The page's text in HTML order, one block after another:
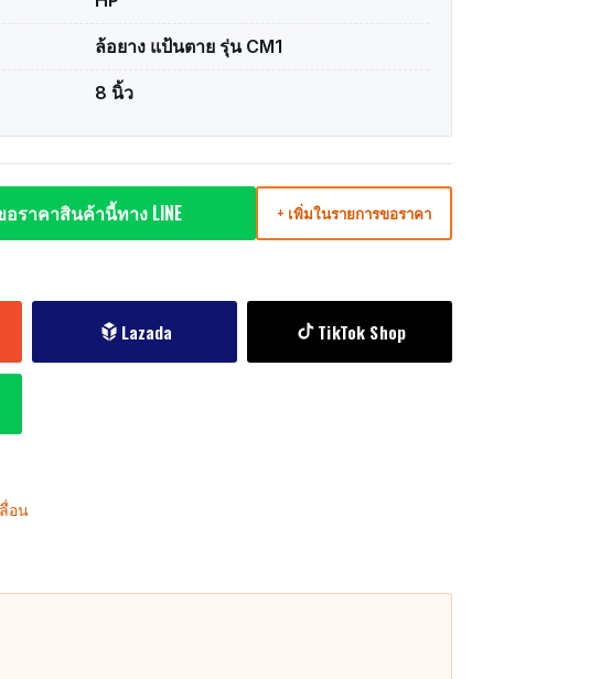
ล้อยาง แป้นตาย รุ่น CM1
8 นิ้ว
ราคาสินค้านี้ทาง LINE + เพิ่มในรายการขอราคา
Lazada TikTok Shop
อน